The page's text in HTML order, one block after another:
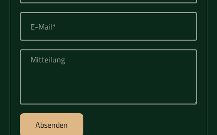
E-
Mail*
Mitteilung
Absenden